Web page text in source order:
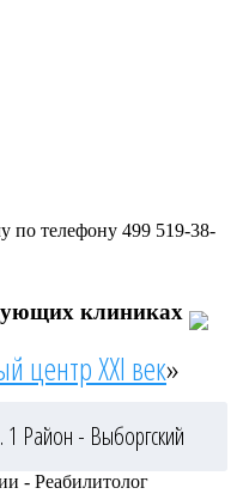
по телефону 499 519-38-
клиниках
центр XXI век»
1 Район - Выборгский
- Реабилитолог